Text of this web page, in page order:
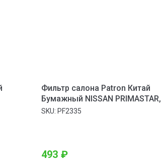
Фильтр салона Patron Китай
Бумажный NISSAN PRIMASTAR,
OPEL MOVANO/VIVARO, RENAULT
SKU: PF2335
493 ₽